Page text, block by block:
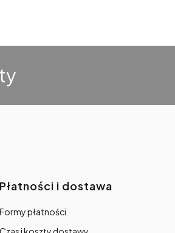
Płatności i dostawa
Formy płatności